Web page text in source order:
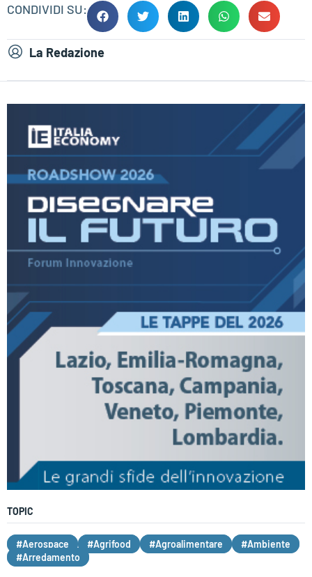
CONDIVIDI SU:
La Redazione
TOPIC
#Aerospace #Agrifood #Agroalimentare
#Ambiente
#Arredamento